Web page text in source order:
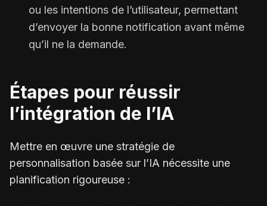
ou les intentions de l’utilisateur, permettant
d’envoyer la bonne notification avant même
qu’il ne la demande.
Étapes pour réussir
l’intégration de l’IA
Mettre en œuvre une stratégie de
personnalisation basée sur l’IA nécessite une
planification rigoureuse :